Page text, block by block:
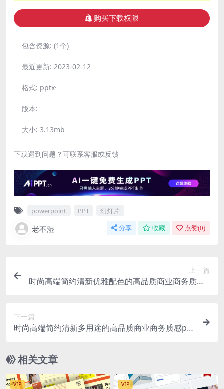
购买下载权限
包含资源: (1个)
最近更新: 2023-02-12
格式: pptx·
版本:
大小: 3.13mb
下载遇到问题？可联系客服或反馈
powerpoint PPT 幻灯片
老不湿 分享 收藏 点赞(0)
上一篇
时尚高端简约清新优雅配色的高品质商业商务质感p
下一篇
时尚高端简约清新多用途的高品质商业商务质感po
相关文章
VIP VIP